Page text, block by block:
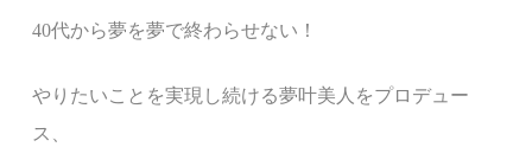
40代から夢を夢で終わらせない！
やりたいことを実現し続ける夢叶美人をプロデュー
ス、